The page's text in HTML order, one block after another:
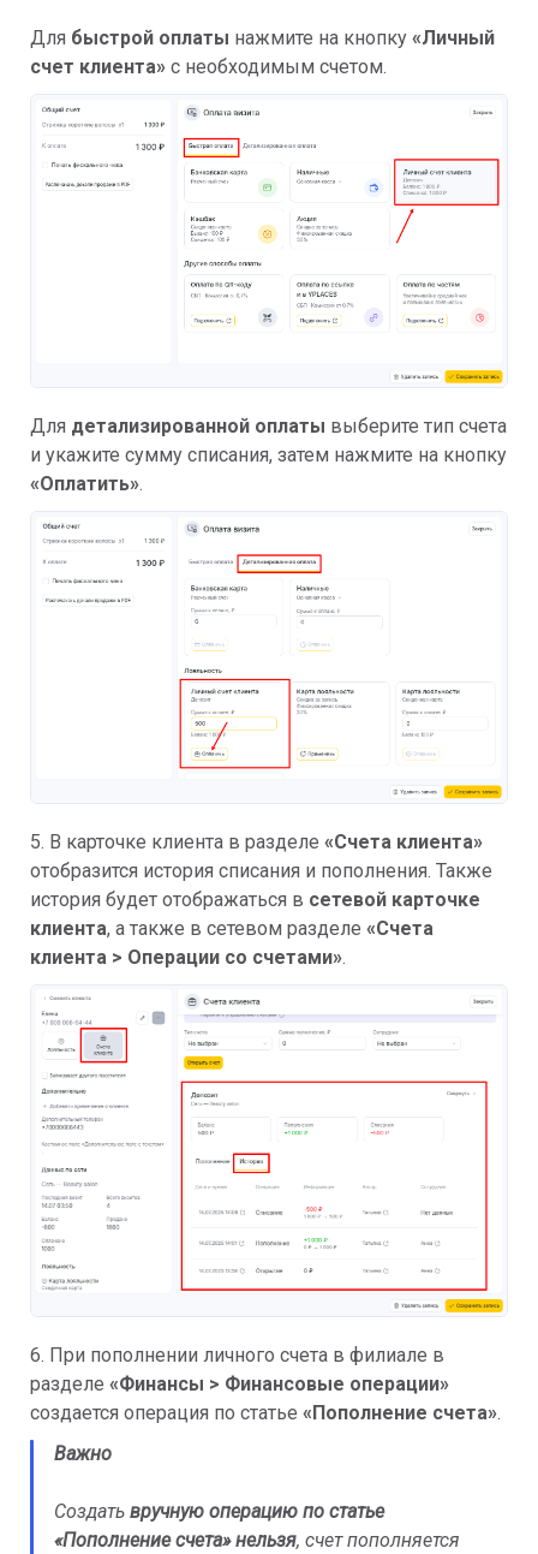
Для быстрой оплаты нажмите на кнопку «Личный
счет клиента» с необходимым счетом.
Для детализированной оплаты выберите тип счета
и укажите сумму списания, затем нажмите на кнопку
«Оплатить».
5. В карточке клиента в разделе «Счета клиента»
отобразится история списания и пополнения. Также
история будет отображаться в сетевой карточке
клиента, а также в сетевом разделе «Счета
клиента > Операции со счетами».
6. При пополнении личного счета в филиале в
разделе «Финансы > Финансовые операции»
создается операция по статье « Пополнение счета».
Важно
Создать вручную операцию по статье
«Пополнение счета» нельзя, счет пополняется